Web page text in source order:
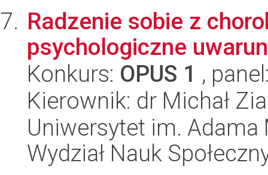
Radzenie sobie z
psychologiczne
Konkurs: OPUS 1 ,
Kierownik: dr Michał
Uniwersytet im.
Wydział Nauk